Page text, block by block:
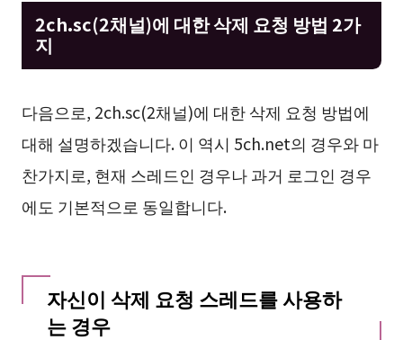
2ch.sc(2채널)에 대한 삭제 요청 방법 2가
지
다음으로, 2ch.sc(2채널)에 대한 삭제 요청 방법에
대해 설명하겠습니다. 이 역시 5ch.net의 경우와 마
찬가지로, 현재 스레드인 경우나 과거 로그인 경우
에도 기본적으로 동일합니다.
자신이 삭제 요청 스레드를 사용하
는 경우